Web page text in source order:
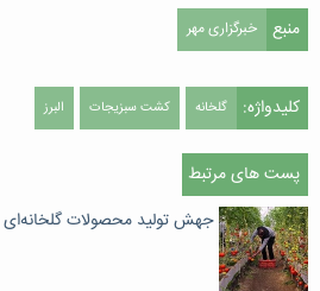
منبع خبرگزاری مهر
کلیدواژه: گلخانه کشت سبزیجات البرز
پست های مرتبط
جهش تولید محصولات گلخانه‌ای